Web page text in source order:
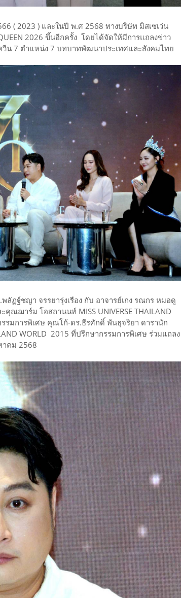
( 2023 ) และในปี พ.ศ 2568 ทางบริษัท มิสเซเว่น
2026 ขึ้นอีกครั้ง โดยได้จัดให้มีการแถลงข่าว
วีน 7 ตำแหน่ง 7 บทบาทพัฒนาประเทศและสังคมไทย
ฏฐ์ชญา จรรยารุ่งเรือง กับ อาจารย์เกง รณกร หมอดู
ฌาร์ม โอสถานนท์ MISS UNIVERSE THAILAND
รมการพิเศษ คุณโก้-ดร.ธีรศักดิ์ พันธุจริยา ดารานัก
WORLD 2015 ที่ปรึกษากรรมการพิเศษ ร่วมแถลง
าคม 2568